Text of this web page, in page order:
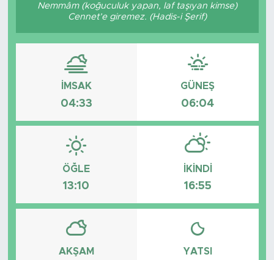
Nemmâm (koğuculuk yapan, laf taşıyan kimse)
Cennet’e giremez. (Hadis-i Şerif)
İMSAK
04:33
GÜNEŞ
06:04
ÖĞLE
13:10
İKINDI
16:55
AKŞAM YATSI